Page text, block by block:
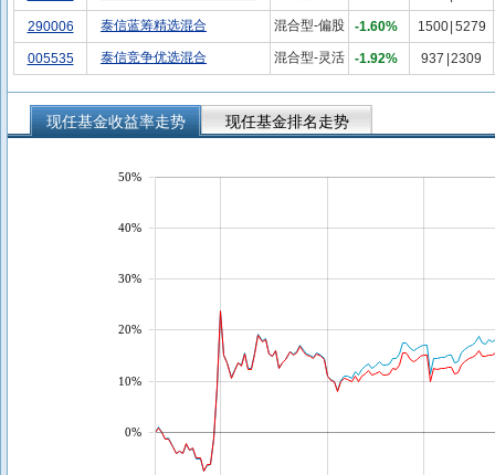
290006 泰信蓝筹精选混合 混合型-偏股 -1.60% 1500 5279
005535 泰信竞争优选混合 混合型-灵活 -1.92% 937 2309
现任基金收益率走势 现任基金排名走势
0%
10%
20%
30%
40%
50%